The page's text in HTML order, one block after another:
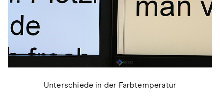
Unterschiede in der Farbtemperatur